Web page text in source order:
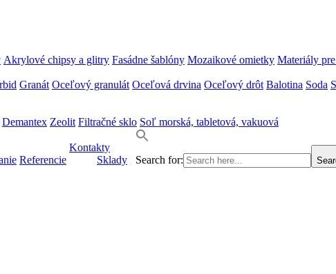
Akrylové chipsy a glitry Fasádne šablóny Mozaikové omietky Materiály
Granát Oceľový granulát Oceľová drvina Oceľový drôt Balotina Soda
Demantex Zeolit Filtračné sklo Soľ morská, tabletová, vakuová
Referencie
Kontakty
Sklady
Search for: